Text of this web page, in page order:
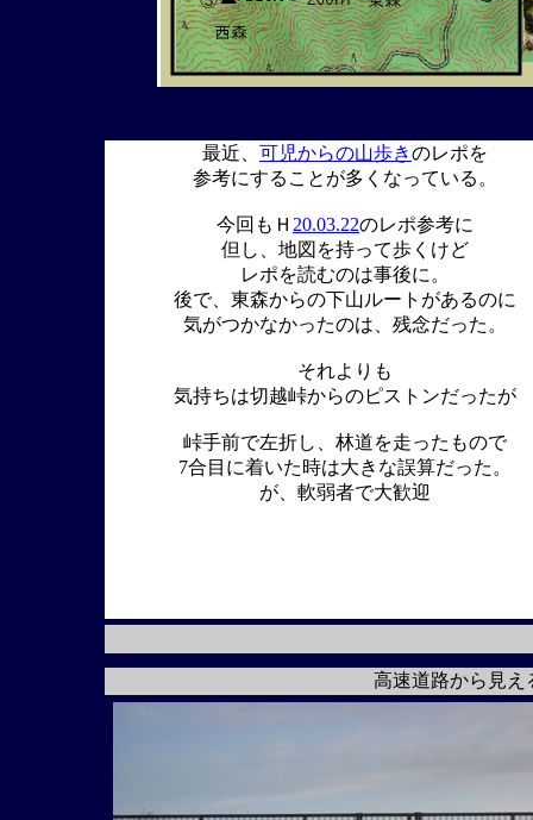
最近、 可児からの山歩きのレポを
参考にすることが多くなっている。
今回もＨ 20.03.22のレポ参考に
但し、地図を持って歩くけど
レポを読むのは事後に。
後で、東森からの下山ルートがあるのに
気がつかなかったのは、残念だった。
それよりも
気持ちは切越峠からのピストンだったが
峠手前で左折し、林道を走ったもので
7合目に着いた時は大きな誤算だった。
が、軟弱者で大歓迎
高速道路から見え